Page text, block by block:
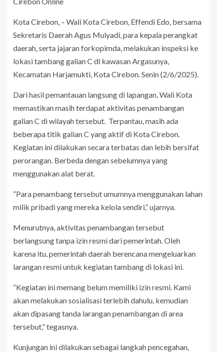
Kota Cirebon, – Wali Kota Cirebon, Effendi Edo, bersama
Sekretaris Daerah Agus Mulyadi, para kepala perangkat
daerah, serta jajaran forkopimda, melakukan inspeksi ke
lokasi tambang galian C di kawasan Argasunya,
Kecamatan Harjamukti, Kota Cirebon. Senin (2/6/2025).
Dari hasil pemantauan langsung di lapangan, Wali Kota
memastikan masih terdapat aktivitas penambangan
galian C di wilayah tersebut. Terpantau, masih ada
beberapa titik galian C yang aktif di Kota Cirebon.
Kegiatan ini dilakukan secara terbatas dan lebih bersifat
perorangan. Berbeda dengan sebelumnya yang
menggunakan alat berat.
“Para penambang tersebut umumnya menggunakan lahan
milik pribadi yang mereka kelola sendiri,” ujarnya.
Menurutnya, aktivitas penambangan tersebut
berlangsung tanpa izin resmi dari pemerintah. Oleh
karena itu, pemerintah daerah berencana mengeluarkan
larangan resmi untuk kegiatan tambang di lokasi ini.
“Kegiatan ini memang belum memiliki izin resmi. Kami
akan melakukan sosialisasi terlebih dahulu, kemudian
akan dipasang tanda larangan penambangan di area
tersebut,” tegasnya.
Kunjungan ini dilakukan sebagai langkah pencegahan,